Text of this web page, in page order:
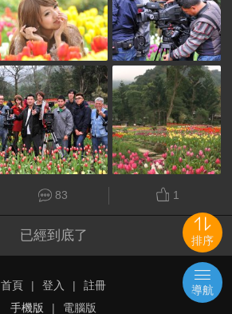
83 1
已經到底了
首頁 | 登入 |
註冊
手機版
| 電腦版
排序
導航